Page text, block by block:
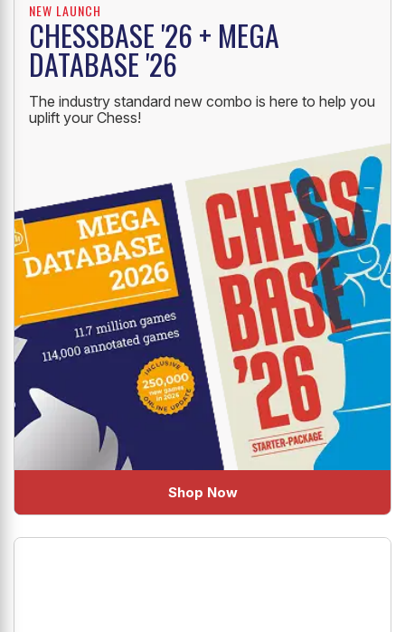
NEW LAUNCH
CHESSBASE '26 + MEGA
DATABASE '26
The industry standard new combo is here to help you
uplift your Chess!
Shop Now